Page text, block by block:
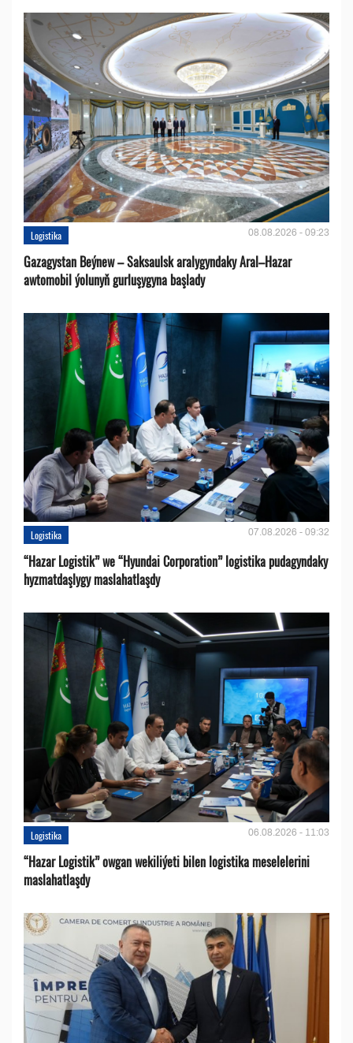
Logistika 08.08.2026 - 09:23
Gazagystan Beýnew – Saksaulsk aralygyndaky Aral–Hazar
awtomobil ýolunyň gurluşygyna başlady
Logistika 07.08.2026 - 09:32
“Hazar Logistik” we “Hyundai Corporation” logistika pudagyndaky
hyzmatdaşlygy maslahatlaşdy
Logistika 06.08.2026 - 11:03
“Hazar Logistik” owgan wekiliýeti bilen logistika meselelerini
maslahatlaşdy